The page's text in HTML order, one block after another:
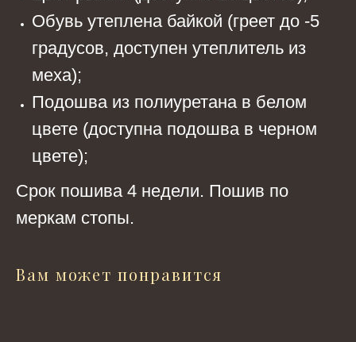
Обувь утеплена байкой (греет до -5
градусов, доступен утеплитель из
меха);
Подошва из полиуретана в белом
цвете (доступна подошва в черном
цвете);
Срок пошива 4 недели. Пошив по
меркам стопы.
Вам может понравится